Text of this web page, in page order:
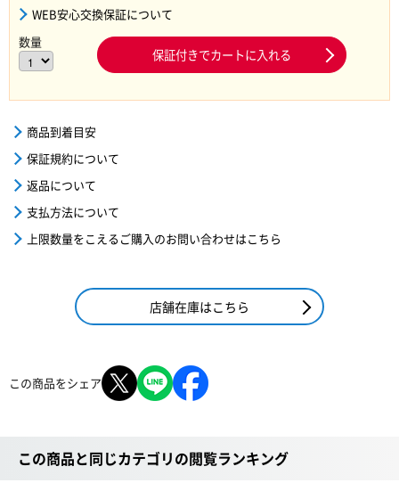
WEB安心交換保証について
数量
保証付きでカートに入れる
商品到着目安
保証規約について
返品について
支払方法について
上限数量をこえるご購入のお問い合わせはこちら
店舗在庫はこちら
この商品をシェア
この商品と同じカテゴリの閲覧ランキング